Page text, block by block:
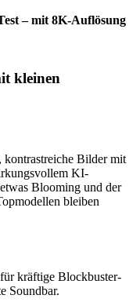
– mit 8K-Auflösung
kleinen
Bilder mit
KI-
Blooming und der
bleiben
kräftige Blockbuster-
Soundbar.